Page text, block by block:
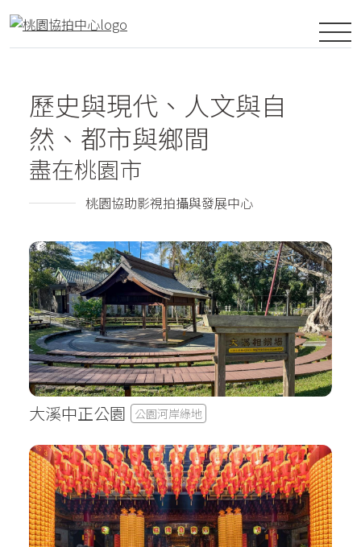
歷史與現代、人文與自
然、都市與鄉間
盡在桃園市
桃園協助影視拍攝與發展中心
大溪中正公園 公園河岸綠地